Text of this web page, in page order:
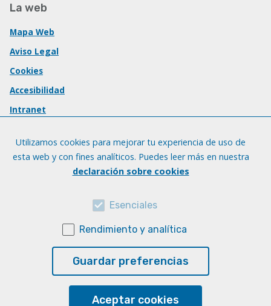
La web
Mapa Web
Aviso Legal
Cookies
Accesibilidad
Intranet
Utilizamos cookies para mejorar tu experiencia de uso de
esta web y con fines analíticos. Puedes leer más en nuestra
declaración sobre cookies
Esenciales
Rendimiento y analítica
Guardar preferencias
Aceptar cookies